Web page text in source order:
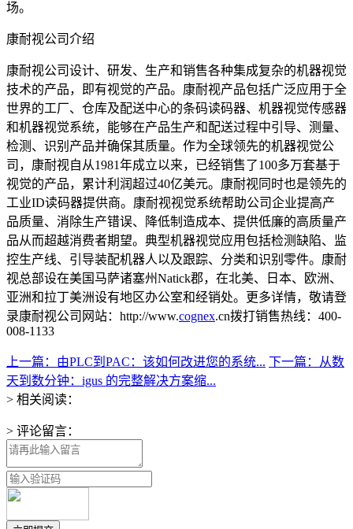
场。
康耐视公司介绍
康耐视公司设计、研发、生产和销售各种集成复杂的机器视觉
技术的产品，即有视觉的产品。康耐视产品包括广泛应用于全
世界的工厂、仓库及配送中心的条码读码器、机器视觉传感器
和机器视觉系统，能够在产品生产和配送过程中引导、测量、
检测、识别产品并确保其质量。作为全球领先的机器视觉公
司，康耐视自从1981年成立以来，已经销售了100多万套基于
视觉的产品，累计利润超过40亿美元。康耐视同时也是领先的
工业ID读码器提供商。康耐视视觉系统帮助公司企业提高产
品质量、消除生产错误、降低制造成本、提供低廉的高质量产
品从而超越消费者期望。典型机器视觉应用包括检测缺陷、监
控生产线、引导装配机器人以及跟踪、分类和识别零件。康耐
视总部设在美国马萨诸塞州Natick郡，在北美、日本、欧洲、
亚洲和拉丁美洲设有地区办公室和经销处。更多详情，敬请登
录康耐视公司网站：http://www.cognex.cn拨打销售热线：400-
008-1133
上一篇：由PLC到PAC：该如何改进您的系统... 下一篇：从数
天到数分钟：igus 的完整解决方案缩...
> 相关阅读：
> 评论留言：